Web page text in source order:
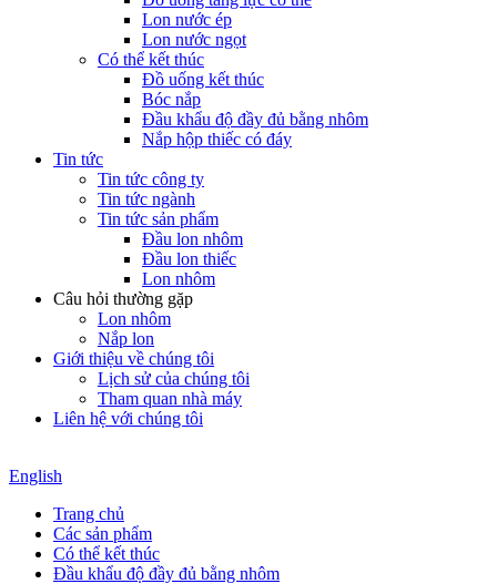
Lon nước ép
Lon nước ngọt
Có thể kết thúc
Đồ uống kết thúc
Bóc nắp
Đầu khẩu độ đầy đủ bằng nhôm
Nắp hộp thiếc có đáy
Tin tức
Tin tức công ty
Tin tức ngành
Tin tức sản phẩm
Đầu lon nhôm
Đầu lon thiếc
Lon nhôm
Câu hỏi thường gặp
Lon nhôm
Nắp lon
Giới thiệu về chúng tôi
Lịch sử của chúng tôi
Tham quan nhà máy
Liên hệ với chúng tôi
English
Trang chủ
Các sản phẩm
Có thể kết thúc
Đầu khẩu độ đầy đủ bằng nhôm